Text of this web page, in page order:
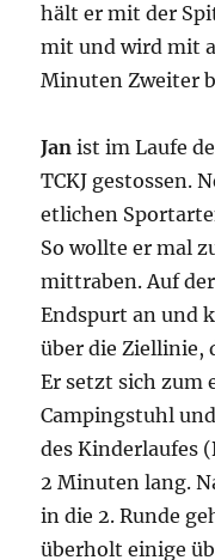
hält er mit der
mit und wird mit
Minuten Zweiter
Jan ist im Laufe
TCKJ gestossen.
etlichen
So wollte er mal
mittraben. Auf
Endspurt an und
über die Ziellinie,
Er setzt sich zum
Campingstuhl
des Kinderlaufes
2 Minuten lang.
in die 2. Runde
überholt einige